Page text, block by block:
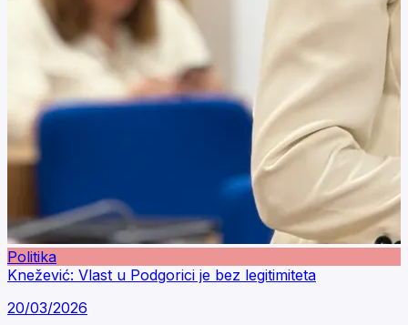
Politika
Knežević: Vlast u Podgorici je bez legitimiteta
20/03/2026